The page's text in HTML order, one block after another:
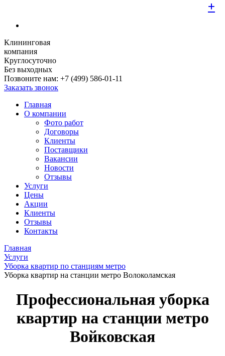
Клининговая
компания
Круглосуточно
Без выходных
Позвоните нам: +7 (499) 586-01-11
Заказать звонок
Главная
О компании
Фото работ
Договоры
Клиенты
Поставщики
Вакансии
Новости
Отзывы
Услуги
Цены
Акции
Клиенты
Отзывы
Контакты
Главная
Услуги
Уборка квартир по станциям метро
Уборка квартир на станции метро Волоколамская
Профессиональная уборка
квартир на станции метро
Войковская
+
+
+
+
+
+
+
+
+